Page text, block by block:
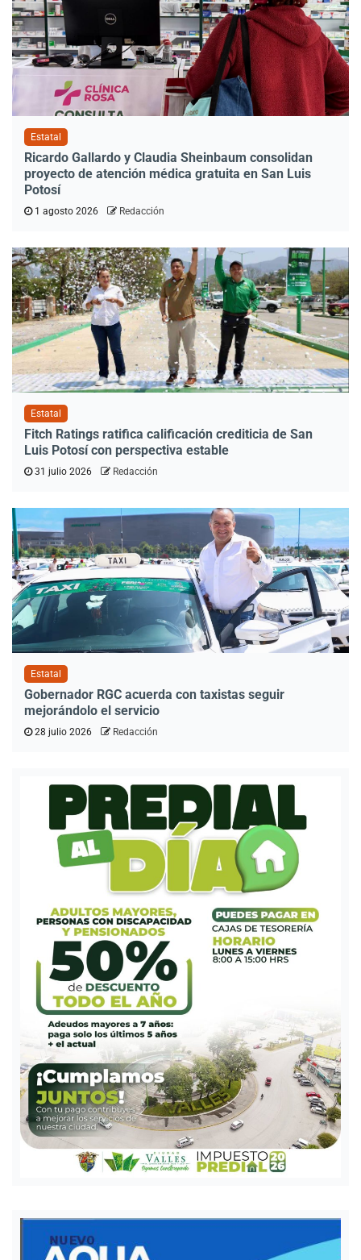
Estatal
Ricardo Gallardo y Claudia Sheinbaum consolidan
proyecto de atención médica gratuita en San Luis
Potosí
1 agosto 2026 Redacción
Estatal
Fitch Ratings ratifica calificación crediticia de San
Luis Potosí con perspectiva estable
31 julio 2026 Redacción
Estatal
Gobernador RGC acuerda con taxistas seguir
mejorándolo el servicio
28 julio 2026 Redacción